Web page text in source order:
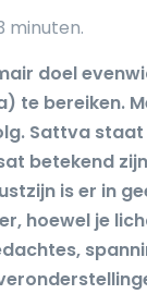
doel
te bereiken.
Sattva
betekend
is er in
hoewel je